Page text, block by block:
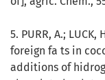
5. PURR, A.;
foreign fa ts in
additions of